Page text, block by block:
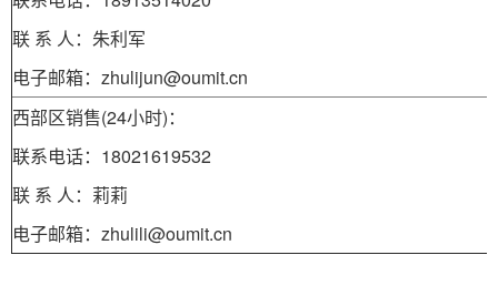
联 系 人：朱利军
电子邮箱：zhulijun@oumit.cn
西部区销售(24小时)：
联系电话：18021619532
联 系 人：莉莉
电子邮箱：zhulili@oumit.cn